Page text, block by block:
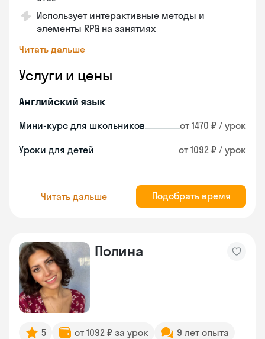
Использует интерактивные методы и
элементы RPG на занятиях
Читать дальше
Услуги и цены
Английский язык
Мини-курс для школьников от 1470 ₽ / урок
Уроки для детей от 1092 ₽ / урок
Читать дальше Подобрать время
Полина
5 от 1092 ₽ за урок 9 лет опыта